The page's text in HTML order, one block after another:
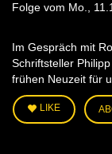
Folge vom Mo.,
Im Gespräch mit
Schriftsteller
frühen Neuzeit für
LIKE